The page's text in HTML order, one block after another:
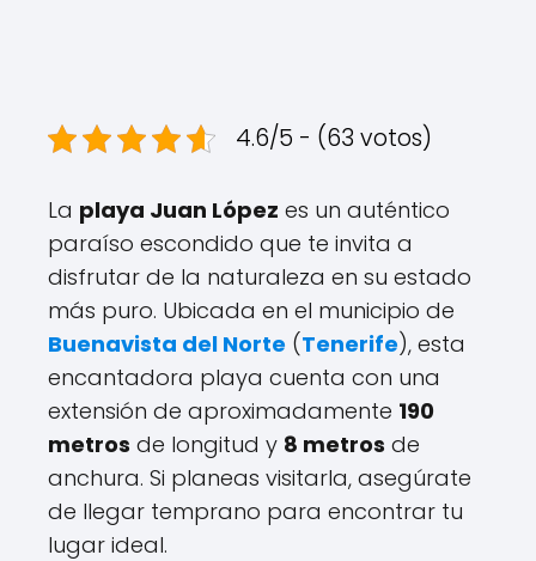
4.6/5 - (63 votos)
La playa Juan López es un auténtico
paraíso escondido que te invita a
disfrutar de la naturaleza en su estado
más puro. Ubicada en el municipio de
Buenavista del Norte (Tenerife), esta
encantadora playa cuenta con una
extensión de aproximadamente 190
metros de longitud y 8 metros de
anchura. Si planeas visitarla, asegúrate
de llegar temprano para encontrar tu
lugar ideal.